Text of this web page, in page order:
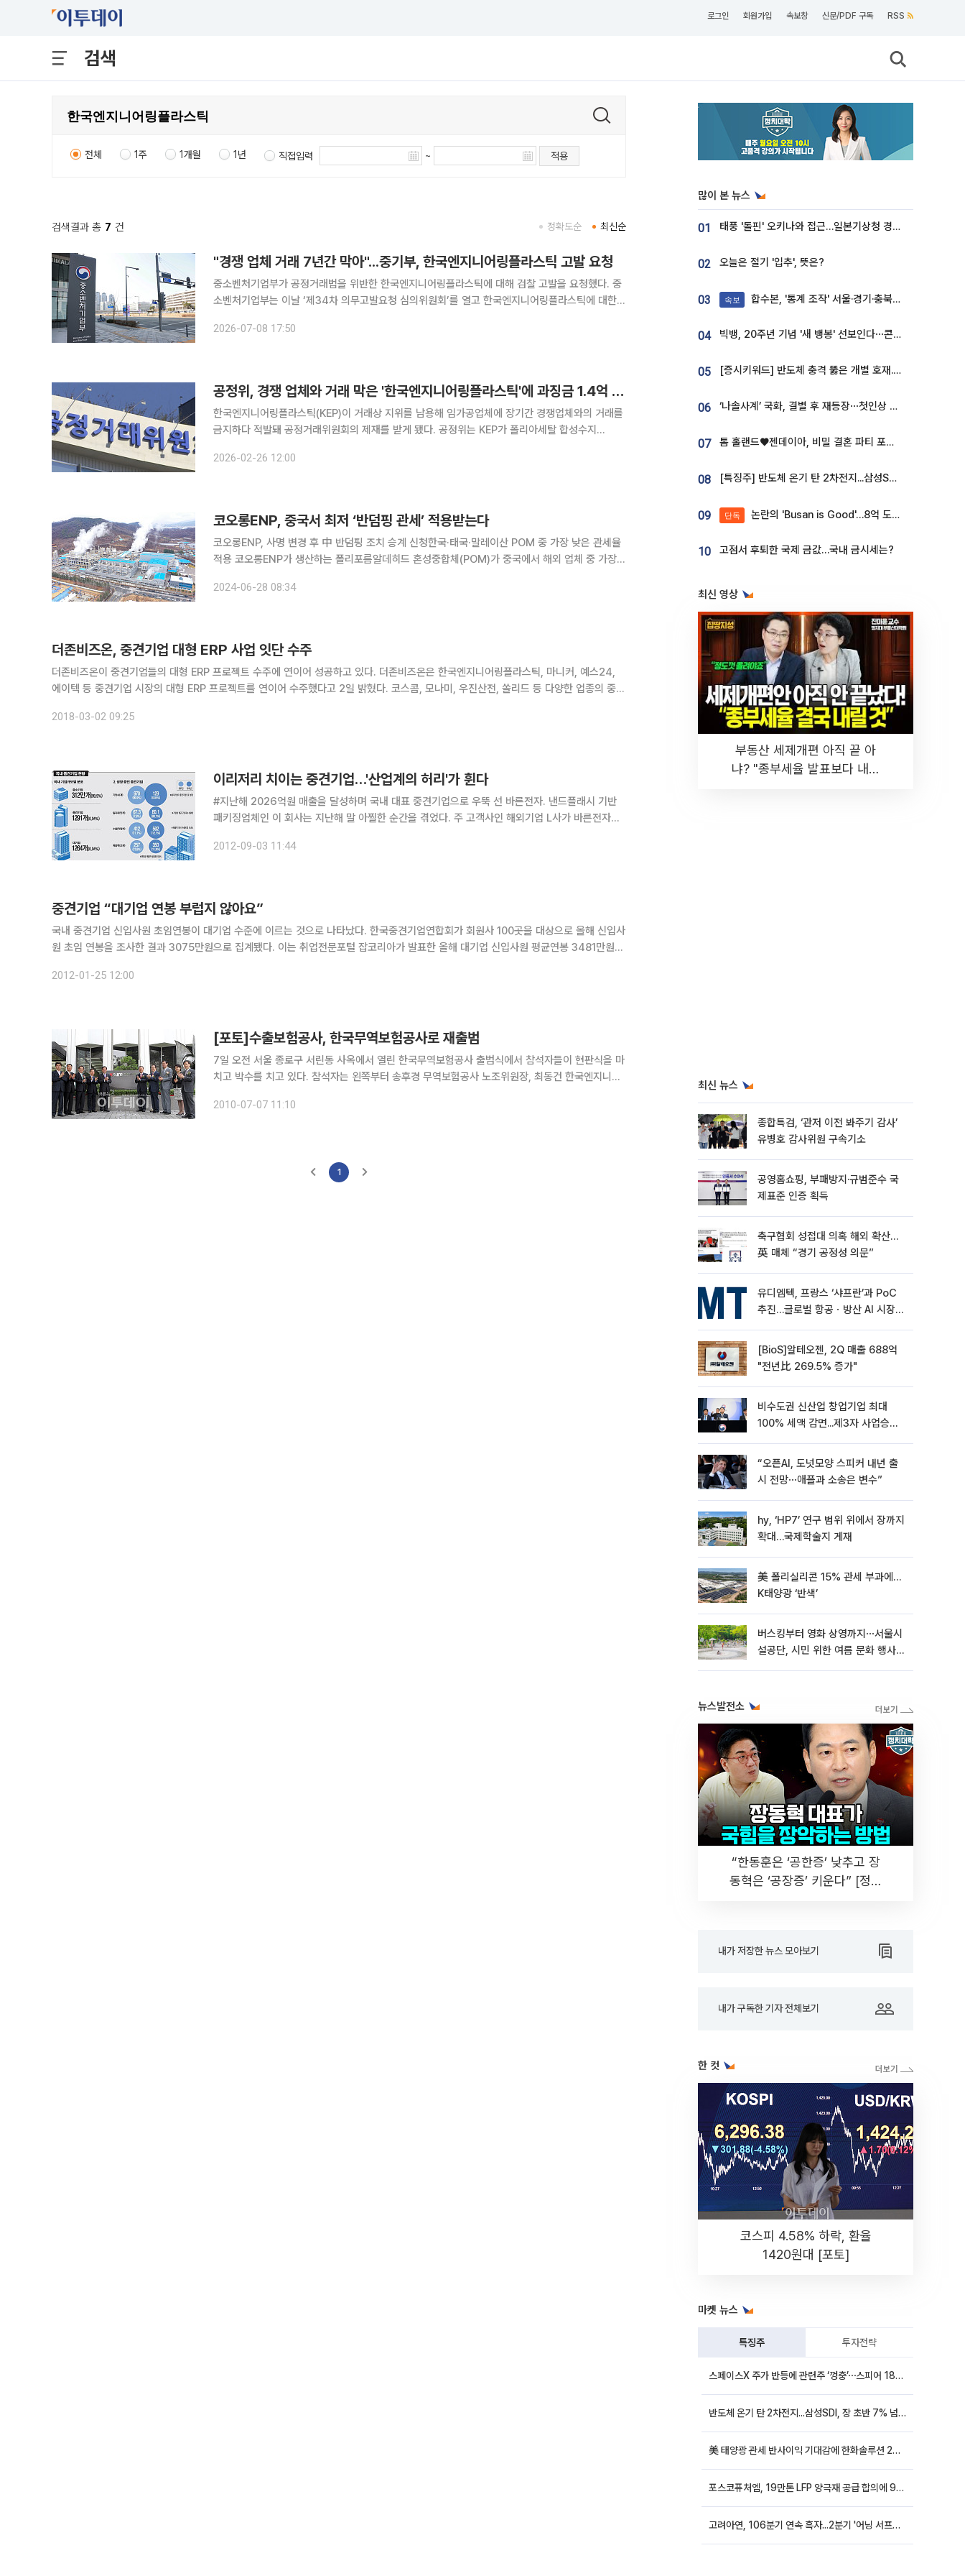
로그인 회원가입 속보창 신문/PDF 구독 RSS
검색
전체 1주 1개월 1년 직접입력 ~ 적용
검색결과 총 7 건 최신순
정확도순
"경쟁 업체 거래 7년간 막아"...중기부, 한국엔지니어링플라스틱 고발 요청
중소벤처기업부가 공정거래법을 위반한 한국엔지니어링플라스틱에 대해 검찰 고발을 요청했다. 중
소벤처기업부는 이날 ‘제34차 의무고발요청 심의위원회’를 열고 한국엔지니어링플라스틱에 대한
발한 6개 법률(하도급법·공정거래법·대규모유통업법·표시광고법·가맹사업법·대리점법)
2026-07-08 17:50
공정위, 경쟁 업체와 거래 막은 '한국엔지니어링플라스틱'에 과징금 1.4억 부과
한국엔지니어링플라스틱(KEP)이 거래상 지위를 남용해 임가공업체에 장기간 경쟁업체와의 거래를
금지하다 적발돼 공정거래위원회의 제재를 받게 됐다. 공정위는 KEP가 폴리아세탈 합성수지
제공하지 못하게 한 행위에 대해 시정명령과 과징금 1억4400만 원을 부과하기
2026-02-26 12:00
코오롱ENP, 중국서 최저 ‘반덤핑 관세’ 적용받는다
코오롱ENP, 사명 변경 후 中 반덤핑 조치 승계 신청한국·태국·말레이산 POM 중 가장 낮은 관세율
적용 코오롱ENP가 생산하는 폴리포름알데히드 혼성중합체(POM)가 중국에서 해외 업체 중 가장
라스틱에서 코오롱ENP로 변경한 이후 중국 상무부에 신규
2024-06-28 08:34
더존비즈온, 중견기업 대형 ERP 사업 잇단 수주
더존비즈온이 중견기업들의 대형 ERP 프로젝트 수주에 연이어 성공하고 있다. 더존비즈온은 한국엔지니어링플라스틱, 마니커, 예스24,
에이텍 등 중견기업 시장의 대형 ERP 프로젝트를 연이어 수주했다고 2일 밝혔다. 코스콤, 모나미, 우진산전, 쏠리드 등 다양한 업종의 중견
2018-03-02 09:25
이리저리 치이는 중견기업…'산업계의 허리'가 휜다
#지난해 2026억원 매출을 달성하며 국내 대표 중견기업으로 우뚝 선 바른전자. 낸드플래시 기반
패키징업체인 이 회사는 지난해 말 아찔한 순간을 겪었다. 주 고객사인 해외기업 L사가 바른전자의
대를 위한 설비투자 자금이 부족했다. 더군다나 L사는 “바로 물량을 늘리
2012-09-03 11:44
중견기업 “대기업 연봉 부럽지 않아요”
국내 중견기업 신입사원 초임연봉이 대기업 수준에 이르는 것으로 나타났다. 한국중견기업연합회가 회원사 100곳을 대상으로 올해 신입사
원 초임 연봉을 조사한 결과 3075만원으로 집계됐다. 이는 취업전문포털 잡코리아가 발표한 올해 대기업 신입사원 평균연봉 3481만원과
2012-01-25 12:00
[포토]수출보험공사, 한국무역보험공사로 재출범
7일 오전 서울 종로구 서린동 사옥에서 열린 한국무역보험공사 출범식에서 참석자들이 현판식을 마
치고 박수를 치고 있다. 참석자는 왼쪽부터 송후경 무역보험공사 노조위원장, 최동건 한국엔지니어
보험공사 사장,사공일 무역협회장,조환익 코트라사장,배희숙 여성벤처협회장,김현구
2010-07-07 11:10
1
많이 본 뉴스
01 태풍 '돌핀' 오키나와 접근…일본기상청 경로 업데이트
02 오늘은 절기 '입추', 뜻은?
03 속보 합수본, '통계 조작' 서울·경기·충북 선관위 등 추가 압수수색
04 빅뱅, 20주년 기념 '새 뱅봉' 선보인다⋯콘서트 앞두고 팝업 개최
05 [증시키워드] 반도체 충격 뚫은 개별 호재...포스코퓨처엠·에코프로·한화솔루션 '눈길'
06 ‘나솔사계’ 국화, 결별 후 재등장⋯첫인상 투표 휩쓸고 ‘인기녀’ 등극
07 톰 홀랜드♥젠데이아, 비밀 결혼 파티 포착⋯호텔 대관비만 9억
08 [특징주] 반도체 온기 탄 2차전지...삼성SDI, 장 초반 7% 넘게 껑충
09 단독 논란의 'Busan is Good'…8억 도시브랜드, 용산 대통령실 CI 업체가 수행
10 고점서 후퇴한 국제 금값…국내 금시세는?
최신 영상
부동산 세제개편 아직 끝 아
냐? "종부세율 발표보다 내릴
최신 뉴스
종합특검, ‘관저 이전 봐주기 감사’
유병호 감사위원 구속기소
공영홈쇼핑, 부패방지·규범준수 국
제표준 인증 획득
축구협회 성접대 의혹 해외 확산…
英 매체 “경기 공정성 의문”
유디엠텍, 프랑스 ‘샤프란’과 PoC
추진…글로벌 항공ㆍ방산 AI 시장
[BioS]알테오젠, 2Q 매출 688억
"전년比 269.5% 증가"
비수도권 신산업 창업기업 최대
100% 세액 감면...제3자 사업승계
“오픈AI, 도넛모양 스피커 내년 출
시 전망⋯애플과 소송은 변수”
hy, ‘HP7’ 연구 범위 위에서 장까지
확대…국제학술지 게재
美 폴리실리콘 15% 관세 부과에…
K태양광 ‘반색’
버스킹부터 영화 상영까지⋯서울시
설공단, 시민 위한 여름 문화 행사
뉴스발전소
“한동훈은 ‘공한증’ 낮추고 장
동혁은 ‘공장증’ 키운다” [정치
내가 저장한 뉴스 모아보기
내가 구독한 기자 전체보기
한 컷
코스피 4.58% 하락, 환율
1420원대 [포토]
마켓 뉴스
특징주 투자전략
스페이스X 주가 반등에 관련주 ‘껑충’⋯스피어 18%ㆍ에이치브이엠 12%↑
반도체 온기 탄 2차전지...삼성SDI, 장 초반 7% 넘게 껑충
美 태양광 관세 반사이익 기대감에 한화솔루션 20%대·OCI홀딩스 14%대 급등
포스코퓨처엠, 19만톤 LFP 양극재 공급 합의에 9%대 강세
고려아연, 106분기 연속 흑자...2분기 '어닝 서프라이즈'에 장 초반 12%대 강세